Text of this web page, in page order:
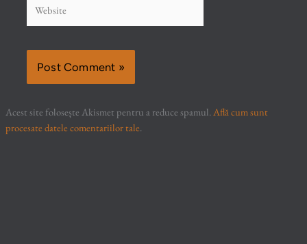
Acest site folosește Akismet pentru a reduce spamul.Află cum sunt
procesate datele comentariilor tale.